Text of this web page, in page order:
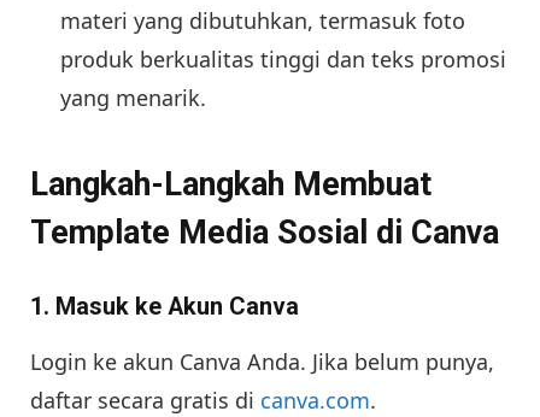
materi yang dibutuhkan, termasuk foto
produk berkualitas tinggi dan teks promosi
yang menarik.
Langkah-Langkah Membuat
Template Media Sosial di Canva
1. Masuk ke Akun Canva
Login ke akun Canva Anda. Jika belum punya,
daftar secara gratis di canva.com.